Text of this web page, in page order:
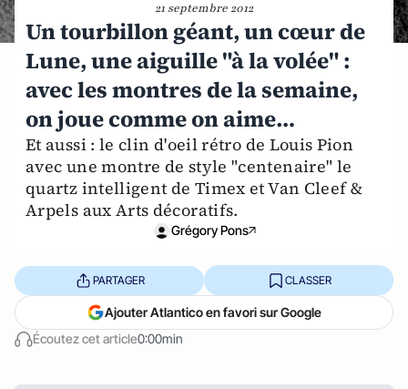
21 septembre 2012
Un tourbillon géant, un cœur de
Lune, une aiguille "à la volée" :
avec les montres de la semaine,
on joue comme on aime…
Et aussi : le clin d'oeil rétro de Louis Pion
avec une montre de style "centenaire" le
quartz intelligent de Timex et Van Cleef &
Arpels aux Arts décoratifs.
Grégory Pons
Écoutez cet article0:00min
PARTAGER CLASSER
Ajouter Atlantico en favori sur Google